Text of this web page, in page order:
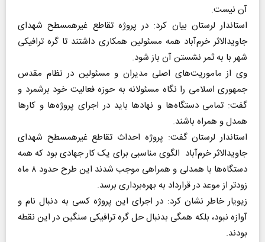
آن نیست.
استاندار لرستان بیان کرد: در پروژه تقاطع غیرهمسطح شهدای
جاویدالاثر خرم‌آباد همه مسئولین همکاری داشتند تا گره ترافیکی
شهر با به ثمر نشستن آن باز شود.
وی از ماموریت‌های اصلی مدیران و مسئولین در نظام مقدس
جمهوری اسلامی را نگاه مسئولانه به حوزه فعالیت خود برشمرد و
گفت: تمامی دستگاه‌ها و نهادها باید در اجرای پروژه‌ها و کارها
همدل و همراه باشند.
استاندار لرستان گفت: پروژه احداث تقاطع غیرهمسطح شهدای
جاویدالاثر خرم‌آباد الگوی مناسبی برای یک کار جهادی بود که همه
دستگاه‌ها با همدلی و همراهی موجب شدند این طرح حدود ۸ ماه
زودتر از موعد در قرارداد به بهره‌برداری برسد.
زیویار خاطر نشان کرد: در اجرای این پروژه کسی به دنبال نام و
آوازه نبود، بلکه همگی بدنبال حل گره ترافیکی سنگین در این نقطه
بودند.